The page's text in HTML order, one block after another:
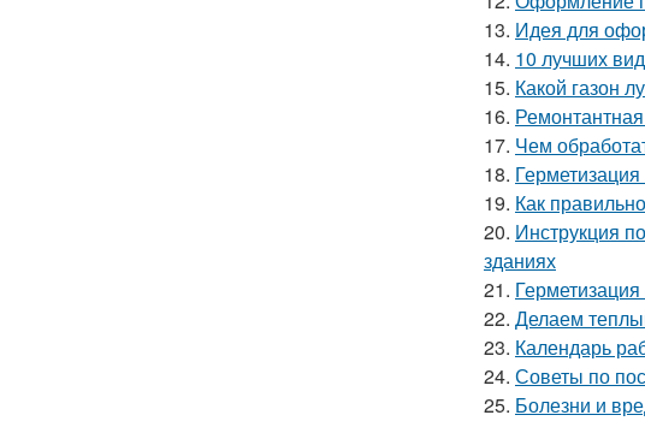
13. Идея для
14. 10 лучших
15. Какой газон
16.
17. Чем
18.
19. Как
20. Инструкция
зданиях
21.
22. Делаем
23. Календарь
24. Советы по
25. Болезни и